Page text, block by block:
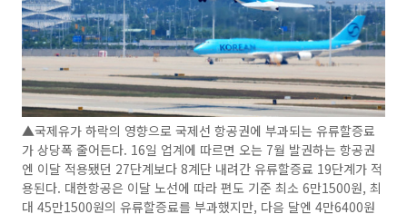
▲국제유가 하락의 영향으로 국제선 항공권에 부과되는 유류할증료
가 상당폭 줄어든다. 16일 업계에 따르면 오는 7월 발권하는 항공권
엔 이달 적용됐던 27단계보다 8계단 내려간 유류할증료 19단계가 적
용된다. 대한항공은 이달 노선에 따라 편도 기준 최소 6만1500원, 최
대 45만1500원의 유류할증료를 부과했지만, 다음 달엔 4만6400원